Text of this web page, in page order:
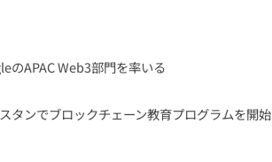
のAPAC Web3部門を率いる
タンでブロックチェーン教育プログラムを開始